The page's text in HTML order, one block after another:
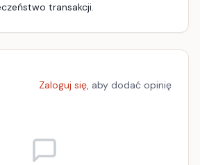
transakcji.
Zaloguj się, aby dodać opinię